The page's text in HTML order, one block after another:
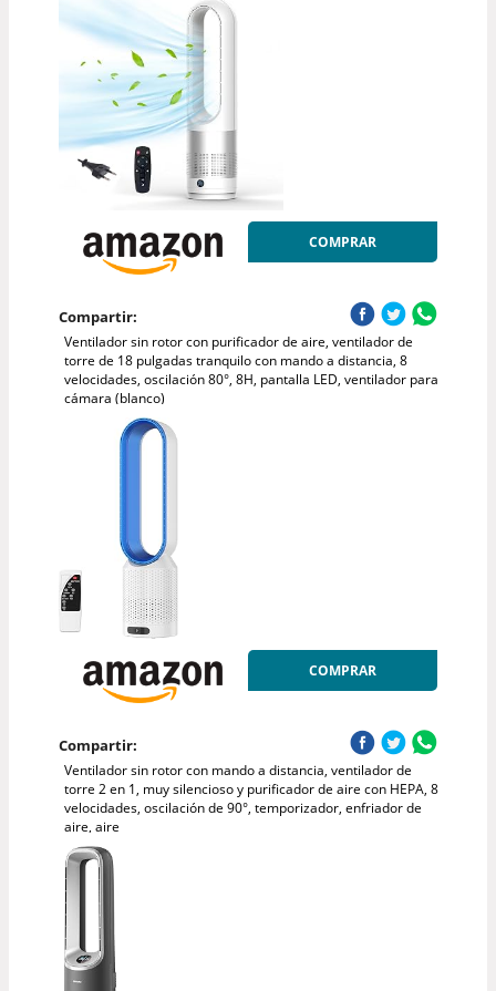
COMPRAR
Compartir:
Ventilador sin rotor con purificador de aire, ventilador de
torre de 18 pulgadas tranquilo con mando a distancia, 8
velocidades, oscilación 80°, 8H, pantalla LED, ventilador para
cámara (blanco)
COMPRAR
Compartir:
Ventilador sin rotor con mando a distancia, ventilador de
torre 2 en 1, muy silencioso y purificador de aire con HEPA, 8
velocidades, oscilación de 90°, temporizador, enfriador de
aire, aire